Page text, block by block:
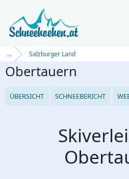
... Salzburger Land
Obertauern
ÜBERSICHT SCHNEEBERICHT